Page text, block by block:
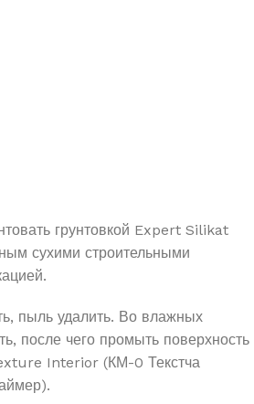
грунтовкой Expert Silikat
сухими строительными
пыль удалить. Во влажных
после чего промыть поверхность
Interior (КМ-0 Текстча